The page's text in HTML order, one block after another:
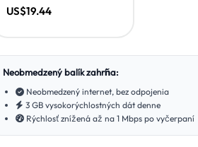
US$19.44
Neobmedzený balík zahŕňa:
Neobmedzený internet, bez odpojenia
3 GB vysokorýchlostných dát denne
Rýchlosť znížená až na 1 Mbps po vyčerpaní